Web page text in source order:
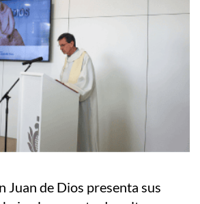
Juan de Dios presenta sus